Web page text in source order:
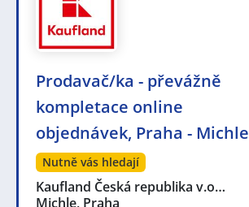
Prodavač/ka - převážně
kompletace online
objednávek, Praha - Michle
Nutně vás hledají
Kaufland Česká republika v.o…
Michle, Praha